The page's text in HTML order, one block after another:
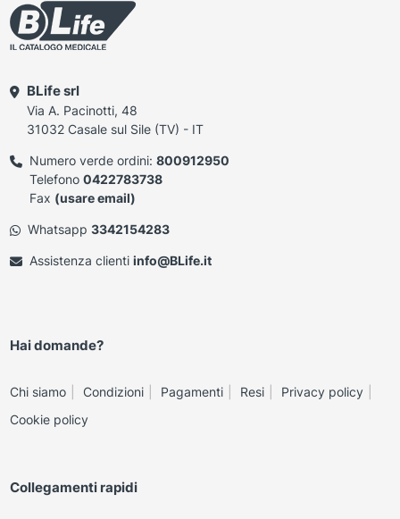
BLife srl
Via A. Pacinotti, 48
31032 Casale sul Sile (TV) - IT
Numero verde ordini: 800912950
Telefono 0422783738
Fax (usare email)
Whatsapp 3342154283
Assistenza clienti info@BLife.it
Hai domande?
Chi siamo Condizioni Pagamenti Resi
Privacy policy
Cookie policy
Collegamenti rapidi